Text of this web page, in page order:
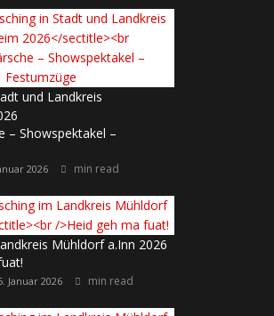
und Landkreis
– Showspektakel –
2026 min read
Mühldorf a.Inn 2026
Januar 2026 min read